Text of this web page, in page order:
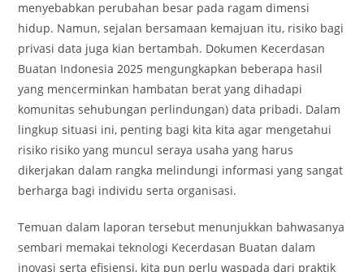
menyebabkan perubahan besar pada ragam dimensi
hidup. Namun, sejalan bersamaan kemajuan itu, risiko bagi
privasi data juga kian bertambah. Dokumen Kecerdasan
Buatan Indonesia 2025 mengungkapkan beberapa hasil
yang mencerminkan hambatan berat yang dihadapi
komunitas sehubungan perlindungan) data pribadi. Dalam
lingkup situasi ini, penting bagi kita kita agar mengetahui
risiko risiko yang muncul seraya usaha yang harus
dikerjakan dalam rangka melindungi informasi yang sangat
berharga bagi individu serta organisasi.
Temuan dalam laporan tersebut menunjukkan bahwasanya
sembari memakai teknologi Kecerdasan Buatan dalam
inovasi serta efisiensi, kita pun perlu waspada dari praktik